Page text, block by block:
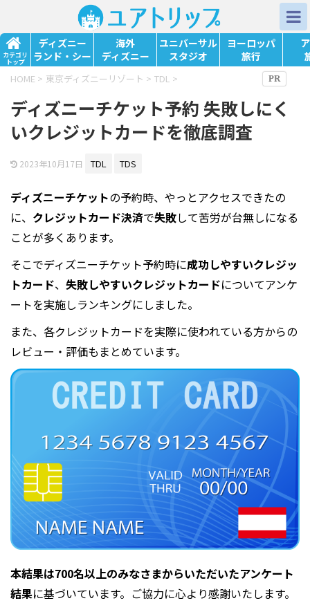
カテゴリ
トップ
ディズニー
ランド・シー
海外
ディズニー
ユニバーサル
スタジオ
ヨーロッパ
旅行
HOME > 東京ディズニーリゾート > TDL >
ディズニーチケット予約 失敗しにく
いクレジットカードを徹底調査
2023年10月17日 TDL TDS
ディズニーチケットの予約時、やっとアクセスできたの
に、 クレジットカード決済で失敗して苦労が台無しになる
ことが多くあります。
そこでディズニーチケット予約時に成功しやすいクレジッ
トカード、 失敗しやすいクレジットカードについてアンケ
ートを実施しランキングにしました。
また、各クレジットカードを実際に使われている方からの
レビュー・評価もまとめています。
本結果は700名以上のみなさまからいただいたアンケート
結果に基づいています。ご協力に心より感謝いたします。